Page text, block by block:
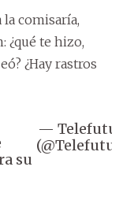
la comisaría,
¿qué te hizo,
¿Hay rastros
su
— Telefuturo
(@Telefuturo)